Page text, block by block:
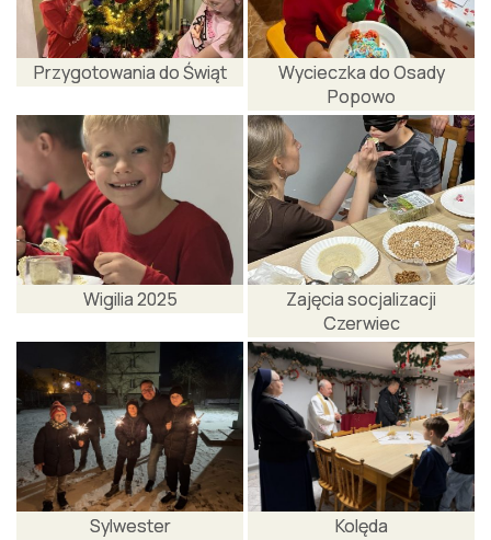
Przygotowania do Świąt
Wycieczka do Osady
Popowo
Wigilia 2025
Zajęcia socjalizacji
Czerwiec
Sylwester Kolęda